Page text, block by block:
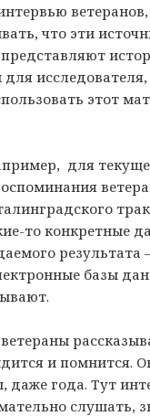
что эти
этот
для
то конкретные
результата
базы
и помнится.
даже года. Тут
слушать,